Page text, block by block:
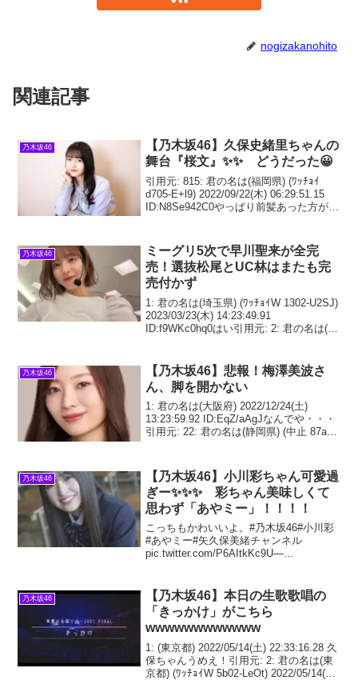
nogizakanohito
関連記事
乃木坂46
【乃木坂46】久保史緒里ちゃんの
舞台『桜文』✨✨ どうだった😀
引用元: 815: 君の名は(福岡県) (ﾜｯﾁｮｲ
d705-E+l9) 2022/09/22(木) 06:29:51.15
ID:N8Se942C0やっぱり前髪あった方がい
乃木坂46
ミーグリ5次で早川聖来が全完
売！選抜松尾とUC林はまたも完
売付かず
1: 君の名は(埼玉県) (ﾜｯﾁｮｲW 1302-U2SJ)
2023/03/23(木) 14:23:49.91
ID:f9WKc0hq0はい引用元: 2: 君の名は(長
乃木坂46
【乃木坂46】悲報！梅澤美波さ
ん、脚を開かない
1: 君の名は(大阪府) 2022/12/24(土)
13:23:59.92 ID:EqZ/aAgJなんでや・・・
引用元: 22: 君の名は(静岡県) (中止 87a5-
乃木坂46
【乃木坂46】小川彩ちゃん可愛過
ぎー✨✨✨ 彩ちゃん美味しくて
思わず「あやミー」！！！！
こっちもかわいいよ。#乃木坂46#小川彩
#あやミー#矢久保美緒チャンネル
pic.twitter.com/P6AItkKc9U—
乃木坂46
【乃木坂46】本日の生歌歌唱の
「きっかけ」がこちら
wwwwwwwwwwww
1: (東京都) 2022/05/14(土) 22:33:16.28 久
保ちゃんうめえ！引用元: 2: 君の名は(東
京都) (ﾜｯﾁｮｲW 5b02-LeOt) 2022/05/14(土)